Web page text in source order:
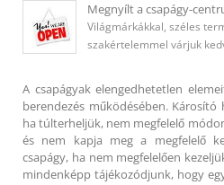
Megnyílt a csapágy-
Világmárkákkal, széles
szakértelemmel várjuk
A csapágyak elengedhetetlen
berendezés működésében. Károsító
ha túlterheljük, nem megfelelő
és nem kapja meg a megfelelő
csapágy, ha nem megfelelően
mindenképp tájékozódjunk, hogy